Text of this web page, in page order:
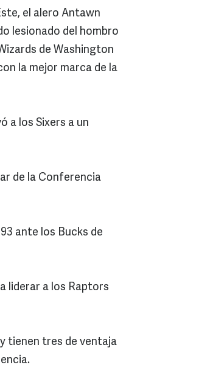
el alero Antawn
lesionado del hombro
de Washington
la mejor marca de la
a los Sixers a un
de la Conferencia
ante los Bucks de
liderar a los Raptors
tienen tres de ventaja